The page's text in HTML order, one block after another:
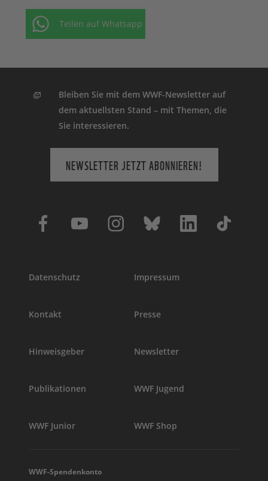
Teilen auf Whatsapp
Bleiben Sie mit dem WWF-Newsletter auf
dem aktuellsten Stand – mit Themen, die
Sie interessieren.
NEWSLETTER JETZT ABONNIEREN!
Datenschutz Impressum
Kontakt Presse
Hinweisgeber Newsletter
Publikationen WWF Jugend
WWF Junior WWF Shop
WWF-Spendenkonto